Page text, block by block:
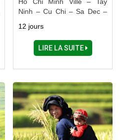
Ninh – Cu Chi – Sa Dec –
Cao Lanh – Dalat – Buon
Me Thuot – Nha Trang –
Phan Thiet
12 jours
LIRE LA SUITE